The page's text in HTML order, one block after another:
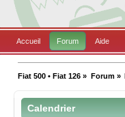
Accueil Forum Aide
Fiat 500 • Fiat 126 » Forum»
Calendrier